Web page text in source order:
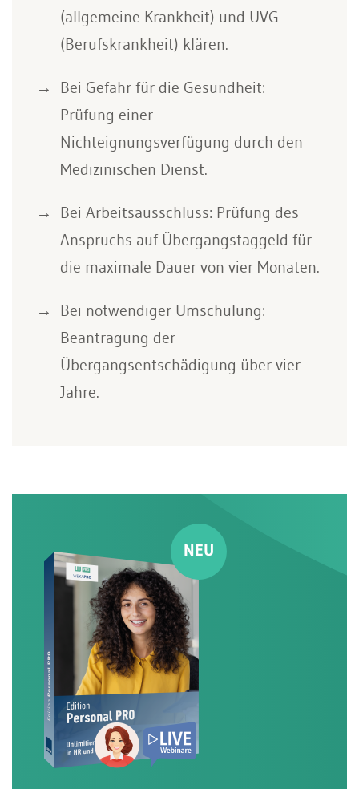
(allgemeine Krankheit) und UVG
(Berufskrankheit) klären.
Bei Gefahr für die Gesundheit:
Prüfung einer
Nichteignungsverfügung durch den
Medizinischen Dienst.
Bei Arbeitsausschluss: Prüfung des
Anspruchs auf Übergangstaggeld für
die maximale Dauer von vier Monaten.
Bei notwendiger Umschulung:
Beantragung der
Übergangsentschädigung über vier
Jahre.